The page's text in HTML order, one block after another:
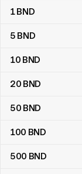
Brunėjaus doleriai
1BND
5 BND
10 BND
20 BND
50 BND
100 BND
500 BND